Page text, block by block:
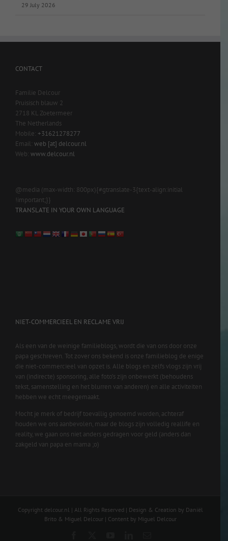
29 July 2026
CONTACT
Familie Delcour
Pruisisch blauw 2
2718 KL Zoetermeer
The Netherlands
Mobile: +31621278277
Email: web [at] delcour.nl
Web: www.delcour.nl
@media (max-width: 800px){#gtranslate-3{text-align:initial
!important;}}
TRANSLATE IN YOUR OWN LANGUAGE
NIET-COMMERCIEEL EN RECLAME VRIJ
Als een van de weinige familieblogs, wordt die van ons door onze
papa geschreven. Tot zover ons bekend is onze familieblog de enige
die niet-commercieel van opzet is. Alle blogs en zelfs vlogs zijn vrij
van (indirecte) sponsoring, alle foto’s zijn onbewerkt (behoudens
tekst, samenstelling en het blurren van anderen) en alle activiteiten
hebben we echt meegemaakt.
Mocht je merk of bedrijf toevallig genoemd worden, achteraf
houden we ons aanbevolen, maar de blogs zijn volledig reallife en
reality, we gaan ons niet anders gedragen voor geld (anders dan
zakgeld van papa en mama ;o)
Copyright delcour.nl | All Rights Reserved | Design & Creation by Daniël
Brito & Miguel Delcour | Content by Miguel Delcour